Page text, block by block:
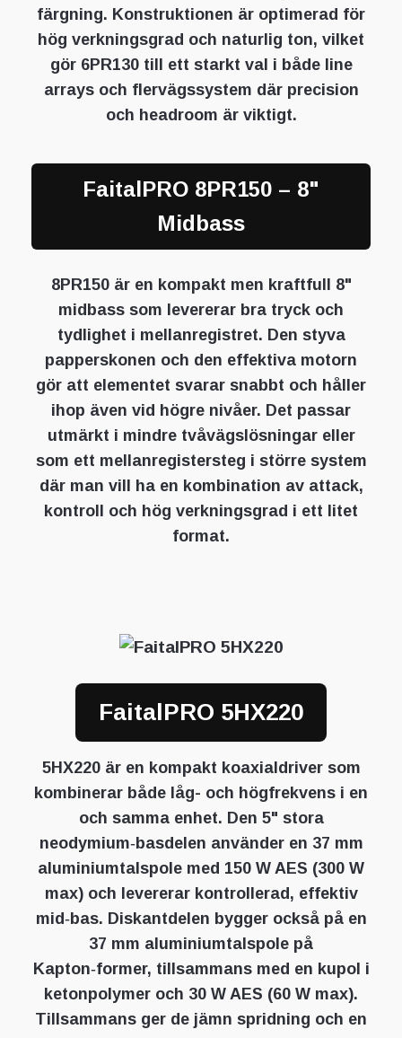
färgning. Konstruktionen är optimerad för
hög verkningsgrad och naturlig ton, vilket
gör 6PR130 till ett starkt val i både line
arrays och flervägssystem där precision
och headroom är viktigt.
FaitalPRO 8PR150 – 8"
Midbass
8PR150 är en kompakt men kraftfull 8"
midbass som levererar bra tryck och
tydlighet i mellanregistret. Den styva
papperskonen och den effektiva motorn
gör att elementet svarar snabbt och håller
ihop även vid högre nivåer. Det passar
utmärkt i mindre tvåvägslösningar eller
som ett mellanregistersteg i större system
där man vill ha en kombination av attack,
kontroll och hög verkningsgrad i ett litet
format.
FaitalPRO 5HX220
5HX220 är en kompakt koaxialdriver som
kombinerar både låg- och högfrekvens i en
och samma enhet. Den 5" stora
neodymium‑basdelen använder en 37 mm
aluminiumtalspole med 150 W AES (300 W
max) och levererar kontrollerad, effektiv
mid‑bas. Diskantdelen bygger också på en
37 mm aluminiumtalspole på
Kapton‑former, tillsammans med en kupol i
ketonpolymer och 30 W AES (60 W max).
Tillsammans ger de jämn spridning och en